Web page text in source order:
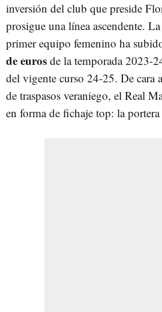
inversión del club que preside
prosigue una línea ascendente.
primer equipo femenino ha
de euros de la temporada 2023-
del vigente curso 24-25. De cara
de traspasos veraniego, el Real
en forma de fichaje top: la portera